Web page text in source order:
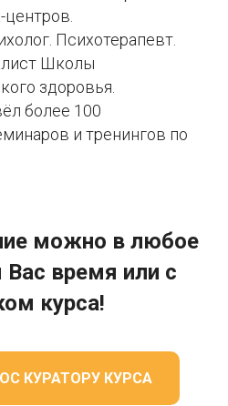
центров.
Психотерапевт.
Школы
здоровья.
более 100
и тренингов по
можно в любое
Вас время или с
курса!
КУРАТОРУ КУРСА